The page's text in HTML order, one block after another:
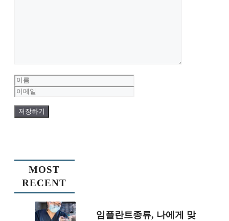
이
름
MOST
RECENT
임플란트종류, 나에게 맞